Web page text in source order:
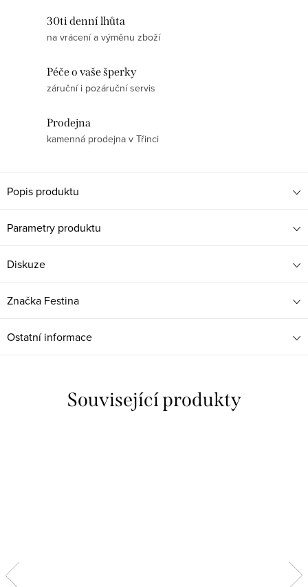
30ti denní lhůta
na vrácení a výměnu zboží
Péče o vaše šperky
záruční i pozáruční servis
Prodejna
kamenná prodejna v Třinci
Popis produktu
Parametry produktu
Diskuze
Značka Festina
Ostatní informace
Související produkty